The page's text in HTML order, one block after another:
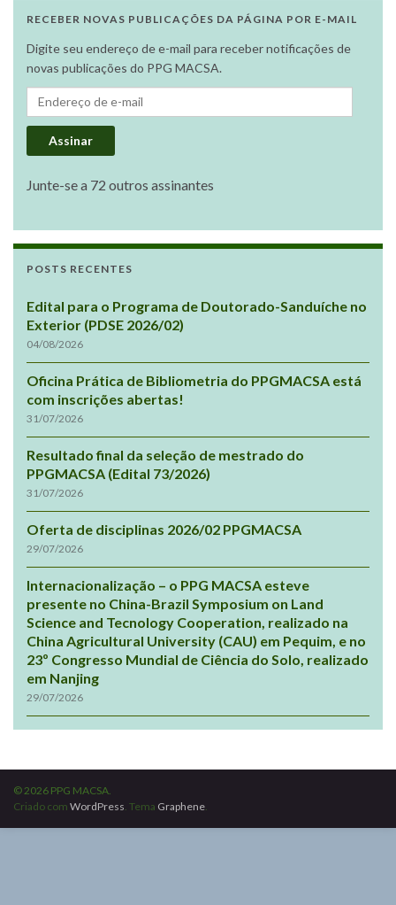
RECEBER NOVAS PUBLICAÇÕES DA PÁGINA POR E-MAIL
Digite seu endereço de e-mail para receber notificações de
novas publicações do PPG MACSA.
Endereço de e-mail
Assinar
Junte-se a 72 outros assinantes
POSTS RECENTES
Edital para o Programa de Doutorado-Sanduíche no
Exterior (PDSE 2026/02)
04/08/2026
Oficina Prática de Bibliometria do PPGMACSA está
com inscrições abertas!
31/07/2026
Resultado final da seleção de mestrado do
PPGMACSA (Edital 73/2026)
31/07/2026
Oferta de disciplinas 2026/02 PPGMACSA
29/07/2026
Internacionalização – o PPG MACSA esteve
presente no China-Brazil Symposium on Land
Science and Tecnology Cooperation, realizado na
China Agricultural University (CAU) em Pequim, e no
23º Congresso Mundial de Ciência do Solo, realizado
em Nanjing
29/07/2026
© 2026 PPG MACSA.
Criado com WordPress . Tema Graphene